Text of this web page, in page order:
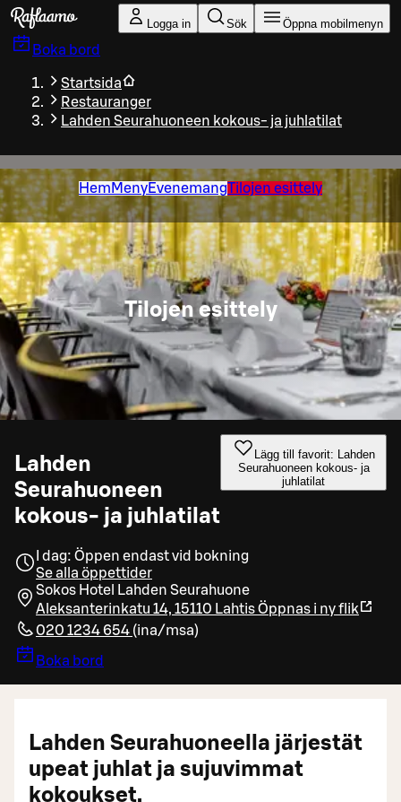
Gå till huvudinnehållet
Logga in Sök Öppna mobilmenyn
Boka bord
Startsida
Restauranger
Lahden Seurahuoneen kokous- ja juhlatilat
Hem MenyEvenemangTilojen esittely
Tilojen esittely
Lahden
Seurahuoneen
kokous- ja juhlatilat
Lägg till favorit: Lahden
Seurahuoneen kokous- ja
juhlatilat
I dag: Öppen endast vid bokning
Se alla öppettider
Sokos Hotel Lahden Seurahuone
Aleksanterinkatu 14, 15110 LahtisÖppnas i ny flik
020 1234 654 (ina/msa)
Boka bord
Lahden Seurahuoneella järjestät
upeat juhlat ja sujuvimmat
kokoukset.